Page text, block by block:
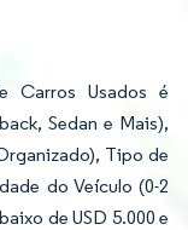
Carros Usados é
Sedan e Mais),
Tipo de
do Veículo (0-2
de USD 5.000 e